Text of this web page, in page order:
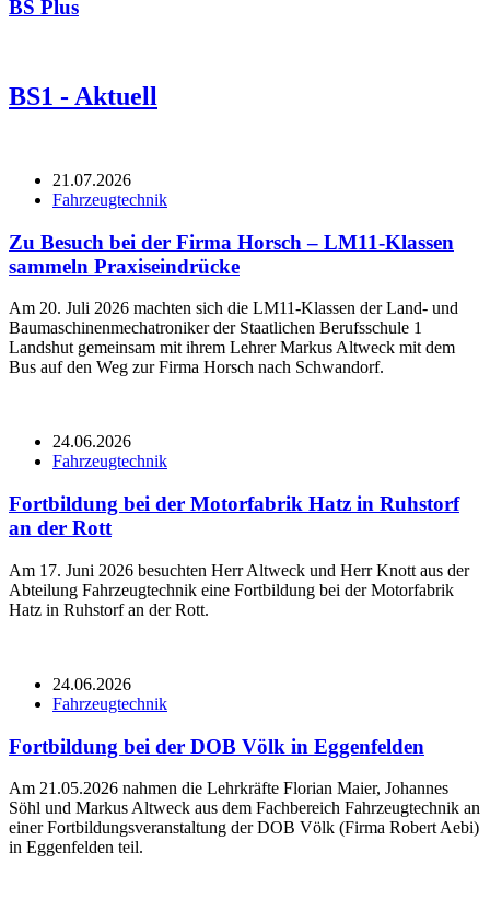
BS Plus
BS1 - Aktuell
21.07.2026
Fahrzeugtechnik
Zu Besuch bei der Firma Horsch – LM11-Klassen
sammeln Praxiseindrücke
Am 20. Juli 2026 machten sich die LM11-Klassen der Land- und
Baumaschinenmechatroniker der Staatlichen Berufsschule 1
Landshut gemeinsam mit ihrem Lehrer Markus Altweck mit dem
Bus auf den Weg zur Firma Horsch nach Schwandorf.
24.06.2026
Fahrzeugtechnik
Fortbildung bei der Motorfabrik Hatz in Ruhstorf
an der Rott
Am 17. Juni 2026 besuchten Herr Altweck und Herr Knott aus der
Abteilung Fahrzeugtechnik eine Fortbildung bei der Motorfabrik
Hatz in Ruhstorf an der Rott.
24.06.2026
Fahrzeugtechnik
Fortbildung bei der DOB Völk in Eggenfelden
Am 21.05.2026 nahmen die Lehrkräfte Florian Maier, Johannes
Söhl und Markus Altweck aus dem Fachbereich Fahrzeugtechnik an
einer Fortbildungsveranstaltung der DOB Völk (Firma Robert Aebi)
in Eggenfelden teil.